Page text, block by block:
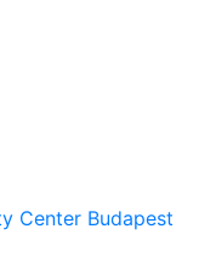
Center Budapest